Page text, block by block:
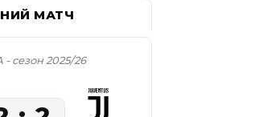
- сезон 2025/26